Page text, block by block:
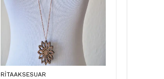
RITAAKSESUAR